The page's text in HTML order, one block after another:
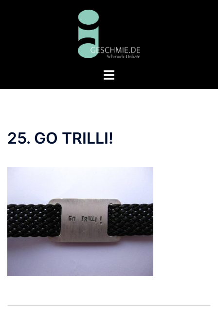
Menü
25. GO TRILLI!